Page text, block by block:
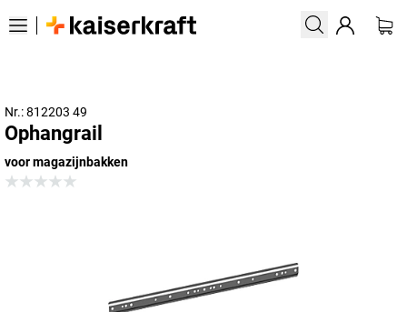
Nr.: 812203 49
Ophangrail
voor magazijnbakken